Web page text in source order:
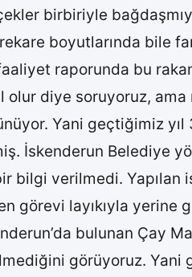
birbiriyle
boyutlarında bile
faaliyet raporunda bu
olur diye soruyoruz,
Yani geçtiğimiz yıl
İskenderun Belediye
bilgi verilmedi. Yapılan
görevi layıkıyla yerine
bulunan Çay
görüyoruz. Yani